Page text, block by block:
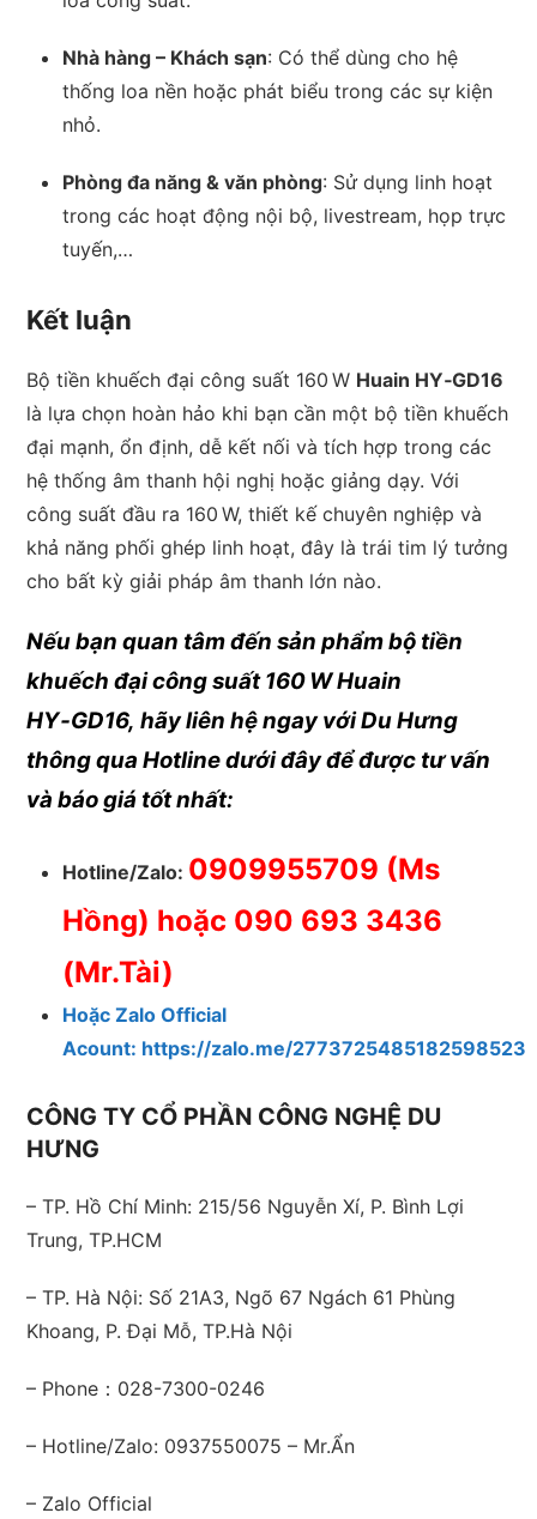
Nhà hàng – Khách sạn: Có thể dùng cho hệ
thống loa nền hoặc phát biểu trong các sự kiện
nhỏ.
Phòng đa năng & văn phòng: Sử dụng linh hoạt
trong các hoạt động nội bộ, livestream, họp trực
tuyến,…
Kết luận
Bộ tiền khuếch đại công suất 160 W Huain HY‑GD16
là lựa chọn hoàn hảo khi bạn cần một bộ tiền khuếch
đại mạnh, ổn định, dễ kết nối và tích hợp trong các
hệ thống âm thanh hội nghị hoặc giảng dạy. Với
công suất đầu ra 160 W, thiết kế chuyên nghiệp và
khả năng phối ghép linh hoạt, đây là trái tim lý tưởng
cho bất kỳ giải pháp âm thanh lớn nào.
Nếu bạn quan tâm đến sản phẩm bộ tiền
khuếch đại công suất 160 W Huain
HY‑GD16, hãy liên hệ ngay với Du Hưng
thông qua Hotline dưới đây để được tư vấn
và báo giá tốt nhất:
Hotline/Zalo: 0909955709 (Ms
Hồng) hoặc 090 693 3436
(Mr.Tài)
Hoặc Zalo Official
Acount: https://zalo.me/2773725485182598523
CÔNG TY CỔ PHẦN CÔNG NGHỆ DU
HƯNG
– TP. Hồ Chí Minh: 215/56 Nguyễn Xí, P. Bình Lợi
Trung, TP.HCM
– TP. Hà Nội: Số 21A3, Ngõ 67 Ngách 61 Phùng
Khoang, P. Đại Mỗ, TP.Hà Nội
– Phone：028-7300-0246
– Hotline/Zalo: 0937550075 – Mr.Ẩn
– Zalo Official